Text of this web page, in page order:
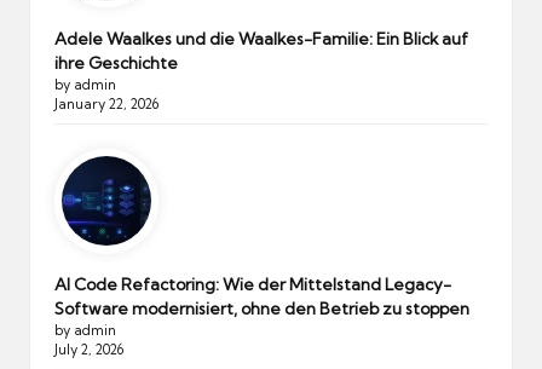
Adele Waalkes und die Waalkes-Familie: Ein Blick auf
ihre Geschichte
by admin
January 22, 2026
AI Code Refactoring: Wie der Mittelstand Legacy-
Software modernisiert, ohne den Betrieb zu stoppen
by admin
July 2, 2026